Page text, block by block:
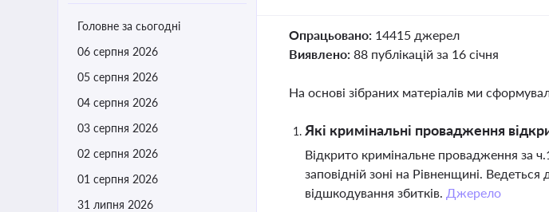
Головне за сьогодні
06 серпня 2026
05 серпня 2026
04 серпня 2026
03 серпня 2026
02 серпня 2026
01 серпня 2026
31 липня 2026
Опрацьовано: 14415 джерел
Виявлено: 88 публікацій за 16 січня
На основі зібраних матеріалів ми
Які кримінальні провадження
Відкрито кримінальне провадження за
заповідній зоні на Рівненщині.
відшкодування збитків. Джерело